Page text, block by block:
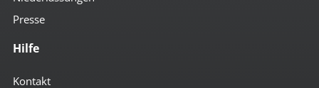
Presse
Hilfe
Kontakt